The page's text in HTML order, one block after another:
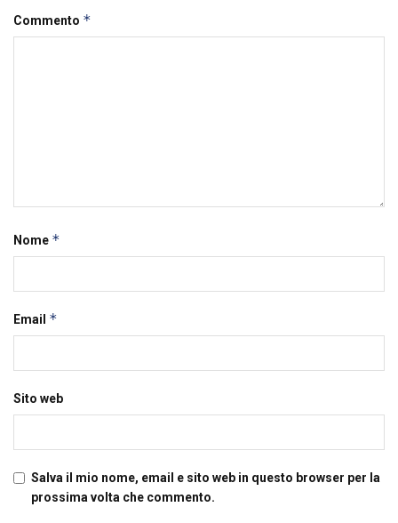
Commento *
Nome *
Email *
Sito web
Salva il mio nome, email e sito web in questo browser per la
prossima volta che commento.